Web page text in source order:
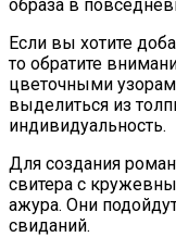
образа в
Если вы хотите
то обратите
цветочными
выделиться из
индивидуальность.
Для создания
свитера с
ажура. Они
свиданий.